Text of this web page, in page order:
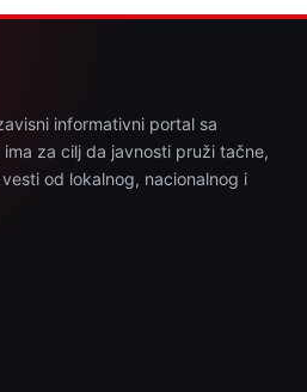
informativni portal sa
za cilj da javnosti pruži tačne,
od lokalnog, nacionalnog i